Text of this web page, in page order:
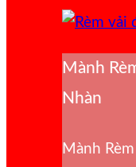
Mành
Nhàn
Mành